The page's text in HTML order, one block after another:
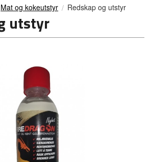
Mat og kokeutstyr Redskap og utstyr
utstyr